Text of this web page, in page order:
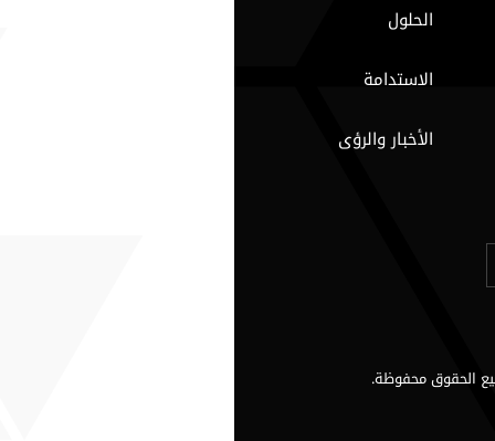
الحلول
الاستدامة
الأخبار والرؤى